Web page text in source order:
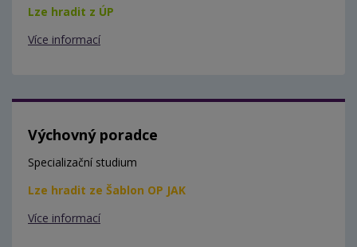
Lze hradit z ÚP
Více informací
Výchovný poradce
Specializační studium
Lze hradit ze Šablon OP JAK
Více informací